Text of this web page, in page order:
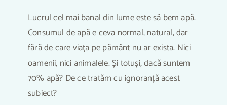
Lucrul cel mai banal din lume este să bem apă.
Consumul de apă e ceva normal, natural, dar
fără de care viața pe pământ nu ar exista. Nici
oamenii, nici animalele. Și totuși, dacă suntem
70% apă? De ce tratăm cu ignoranță acest
subiect?